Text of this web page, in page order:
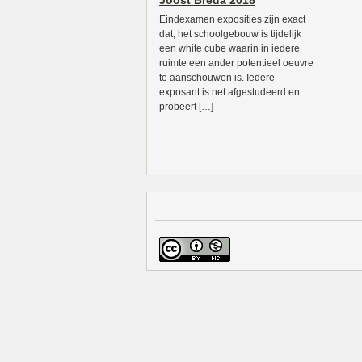
Eindexamen exposities zijn exact
dat, het schoolgebouw is tijdelijk
een white cube waarin in iedere
ruimte een ander potentieel oeuvre
te aanschouwen is. Iedere
exposant is net afgestudeerd en
probeert […]